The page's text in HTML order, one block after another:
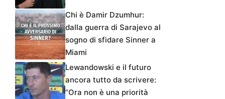
Chi è Damir Dzumhur:
dalla guerra di Sarajevo al
sogno di sfidare Sinner a
Miami
Lewandowski e il futuro
ancora tutto da scrivere:
“Ora non è una priorità